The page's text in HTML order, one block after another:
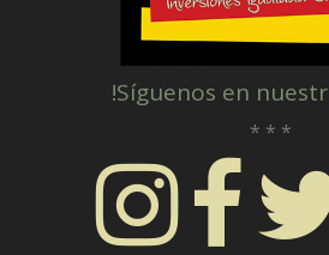
!Síguenos en
* * *